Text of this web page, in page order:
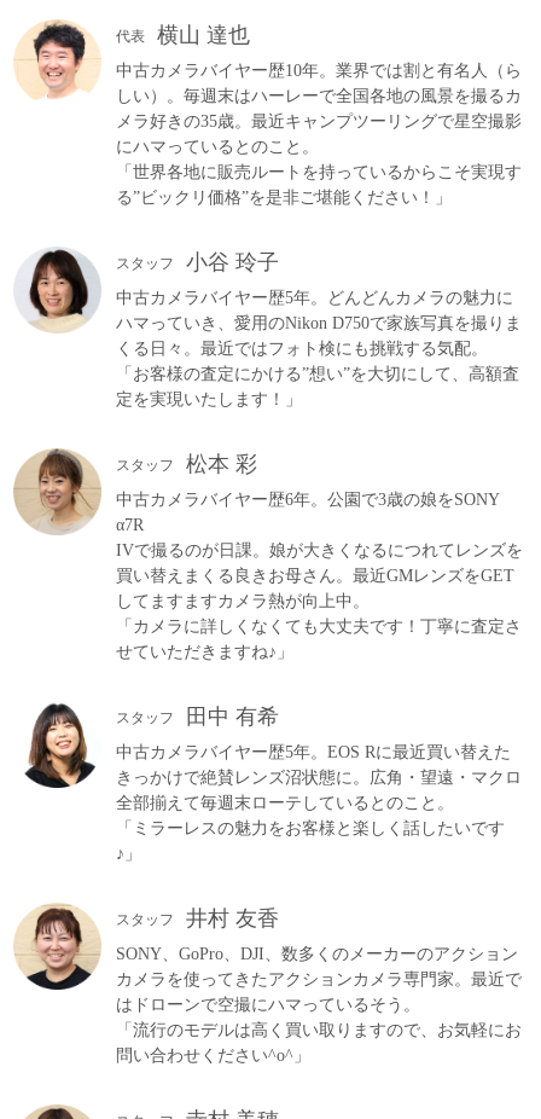
代表 横山 達也
中古カメラバイヤー歴10年。業界では割と有名人（ら
しい）。毎週末はハーレーで全国各地の風景を撮るカ
メラ好きの35歳。最近キャンプツーリングで星空撮影
にハマっているとのこと。
「世界各地に販売ルートを持っているからこそ実現す
る”ビックリ価格”を是非ご堪能ください！」
スタッフ 小谷 玲子
中古カメラバイヤー歴5年。どんどんカメラの魅力に
ハマっていき、愛用のNikon D750で家族写真を撮りま
くる日々。最近ではフォト検にも挑戦する気配。
「お客様の査定にかける”想い”を大切にして、高額査
定を実現いたします！」
スタッフ 松本 彩
中古カメラバイヤー歴6年。公園で3歳の娘をSONY
α7R
IVで撮るのが日課。娘が大きくなるにつれてレンズを
買い替えまくる良きお母さん。最近GMレンズをGET
してますますカメラ熱が向上中。
「カメラに詳しくなくても大丈夫です！丁寧に査定さ
せていただきますね♪」
スタッフ 田中 有希
中古カメラバイヤー歴5年。EOS Rに最近買い替えた
きっかけで絶賛レンズ沼状態に。広角・望遠・マクロ
全部揃えて毎週末ローテしているとのこと。
「ミラーレスの魅力をお客様と楽しく話したいです
♪」
スタッフ 井村 友香
SONY、GoPro、DJI、数多くのメーカーのアクション
カメラを使ってきたアクションカメラ専門家。最近で
はドローンで空撮にハマっているそう。
「流行のモデルは高く買い取りますので、お気軽にお
問い合わせください^o^」